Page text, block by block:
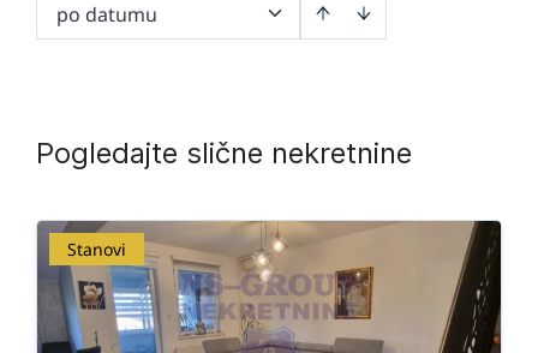
po datumu
Pogledajte slične nekretnine
Stanovi